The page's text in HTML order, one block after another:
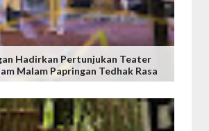
Hadirkan Pertunjukan Teater
Malam Papringan Tedhak Rasa